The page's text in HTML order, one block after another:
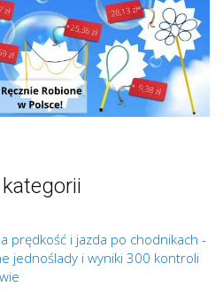
prędkość i jazda po chodnikach -
jednoślady i wyniki 300 kontroli